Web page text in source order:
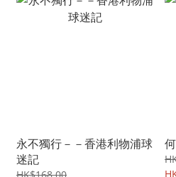
永不獨行－－香港利物浦球
迷記